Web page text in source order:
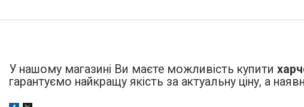
У нашому магазині Ви маєте можливість купити
гарантуємо найкращу якість за актуальну ціну, а